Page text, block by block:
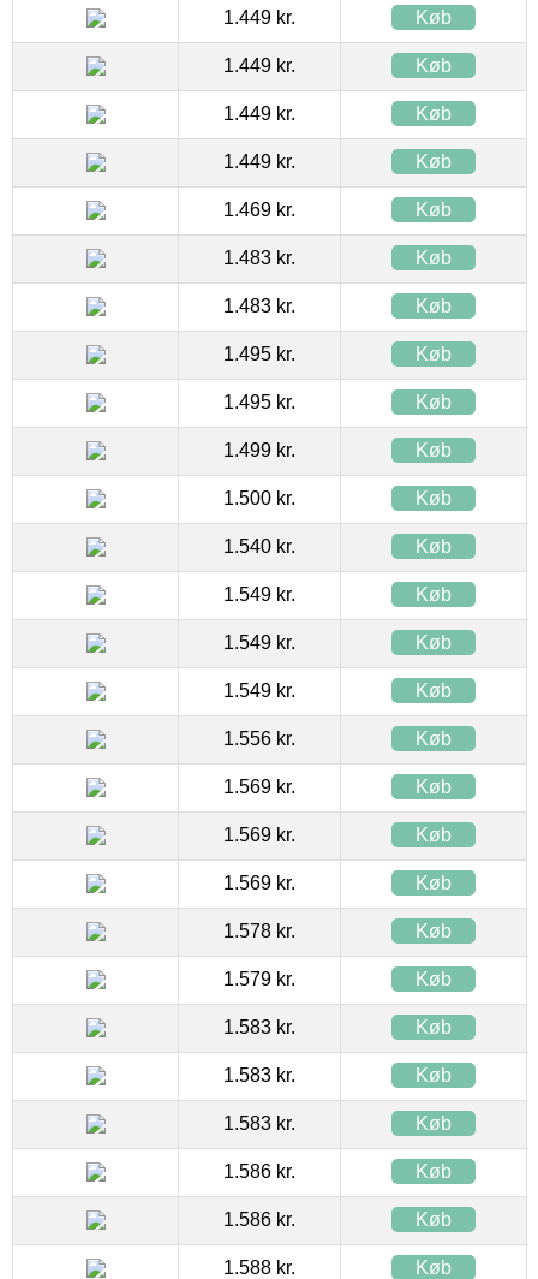
1.449 kr. Køb
1.449 kr. Køb
1.449 kr. Køb
1.449 kr. Køb
1.469 kr. Køb
1.483 kr. Køb
1.483 kr. Køb
1.495 kr. Køb
1.495 kr. Køb
1.499 kr. Køb
1.500 kr. Køb
1.540 kr. Køb
1.549 kr. Køb
1.549 kr. Køb
1.549 kr. Køb
1.556 kr. Køb
1.569 kr. Køb
1.569 kr. Køb
1.569 kr. Køb
1.578 kr. Køb
1.579 kr. Køb
1.583 kr. Køb
1.583 kr. Køb
1.583 kr. Køb
1.586 kr. Køb
1.586 kr. Køb
1.588 kr. Køb